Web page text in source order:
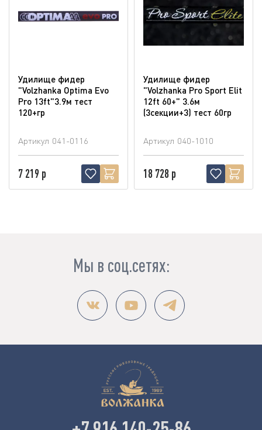
Удилище фидер
"Volzhanka Optima Evo
Pro 13ft"3.9м тест
120+гр
Артикул 041-0116
7 219 р
Удилище фидер
"Volzhanka Pro Sport Elit
12ft 60+" 3.6м
(3секции+3) тест 60гр
Артикул 040-1010
18 728 р
Мы в соц.сетях: